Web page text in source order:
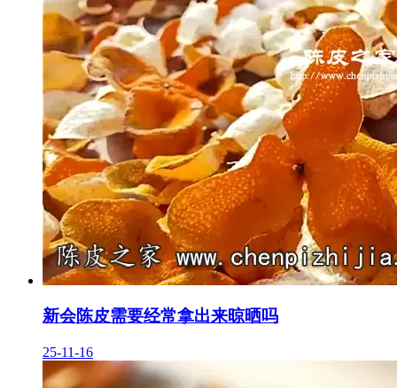
新会陈皮需要经常拿出来晾晒吗
25-11-16